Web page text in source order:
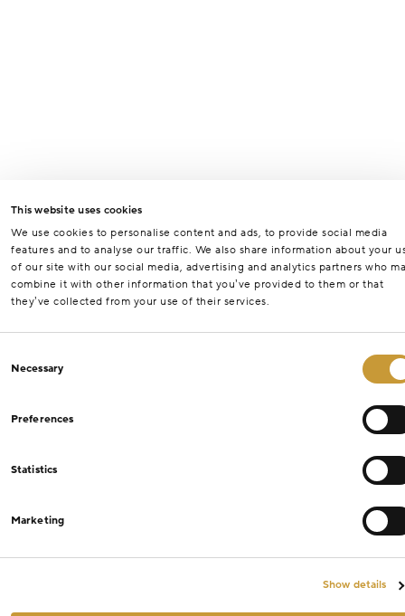
This website uses cookies
We use cookies to personalise content and ads, to provide social media
features and to analyse our traffic. We also share information about your
of our site with our social media, advertising and analytics partners who
combine it with other information that you’ve provided to them or that
they’ve collected from your use of their services.
Selection
Necessary
Preferences
Statistics
Marketing
Show details